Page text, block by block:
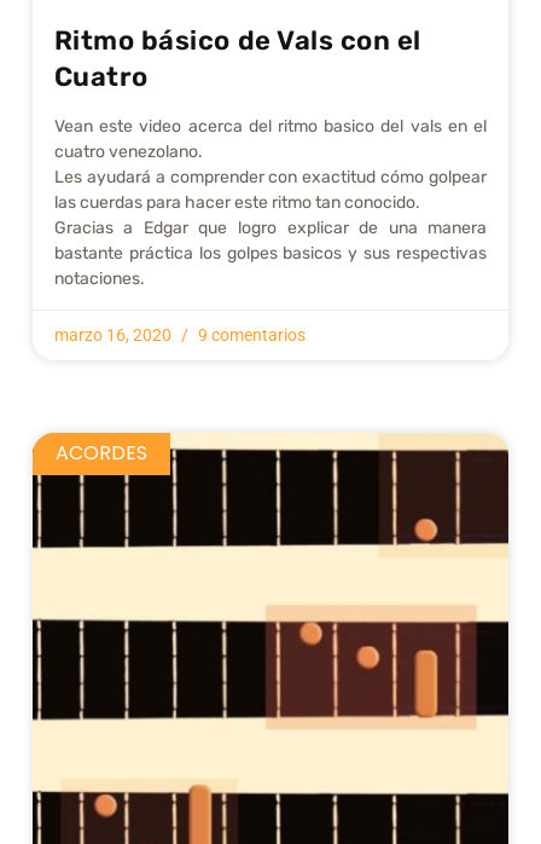
Ritmo básico de Vals con el
Cuatro
Vean este video acerca del ritmo basico del vals en el
cuatro venezolano.
Les ayudará a comprender con exactitud cómo golpear
las cuerdas para hacer este ritmo tan conocido.
Gracias a Edgar que logro explicar de una manera
bastante práctica los golpes basicos y sus respectivas
notaciones.
marzo 16, 2020 9 comentarios
ACORDES